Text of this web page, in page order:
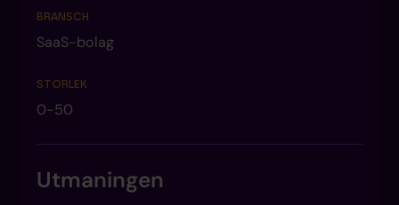
BRANSCH
SaaS-bolag
STORLEK
0-50
Utmaningen